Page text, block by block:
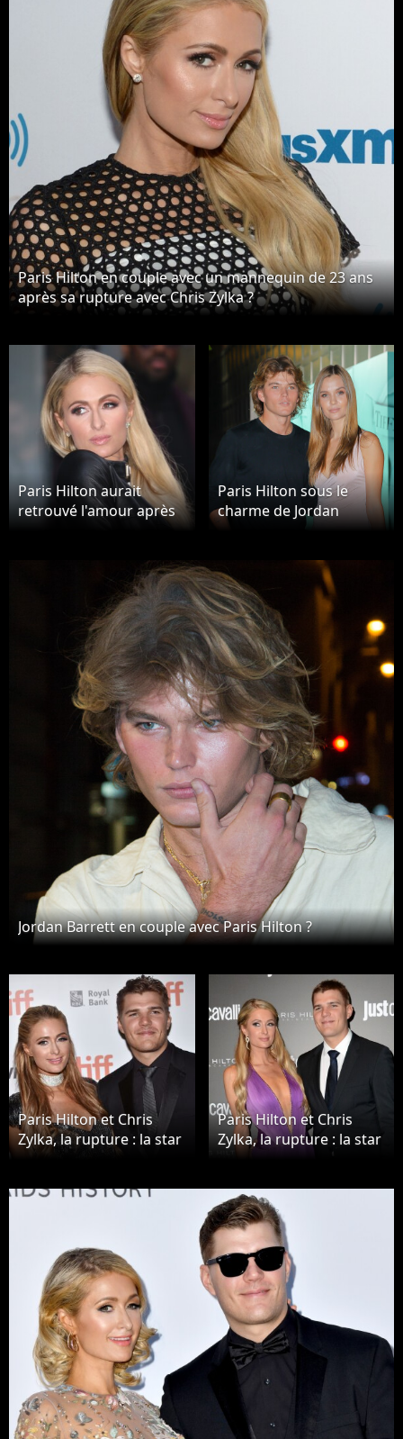
Paris Hilton en couple avec un mannequin de 23 ans
après sa rupture avec Chris Zylka ?
Paris Hilton aurait
retrouvé l'amour après
Paris Hilton sous le
charme de Jordan
Barrett ?
Jordan Barrett en couple avec Paris Hilton ?
Paris Hilton et Chris
Zylka, la rupture : la star
rompt ses fiançailles
Paris Hilton et Chris
Zylka, la rupture : la star
rompt ses fiançailles